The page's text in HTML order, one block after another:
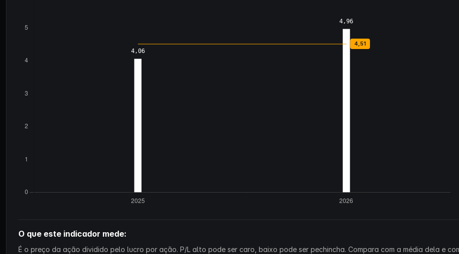
O que este indicador mede:
É o preço da ação dividido pelo lucro por ação. P/L alto pode ser caro, baixo pode ser pechincha. Compara com a média dela e